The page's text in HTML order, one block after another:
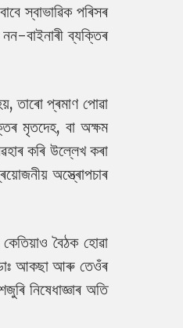
স্বাভাৱিক পৰিসৰ
বাইনাৰী ব্যক্তিৰ
তাৰো প্ৰমাণ পোৱা
মৃতদেহ, বা অক্ষম
কৰি উল্লেখ কৰা
অস্ত্ৰোপচাৰ
বৈঠক হোৱা
ডাঃ আকছা আৰু তেওঁৰ
নিষেধাজ্ঞাৰ অতি